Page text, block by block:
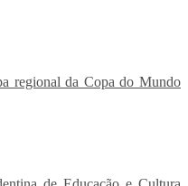
regional da Copa do Mundo